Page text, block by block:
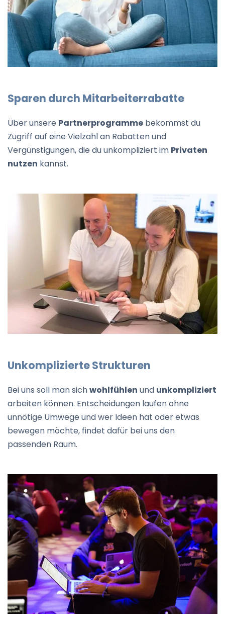
Sparen durch Mitarbeiterrabatte
Über unsere Partnerprogramme bekommst du
Zugriff auf eine Vielzahl an Rabatten und
Vergünstigungen, die du unkompliziert im Privaten
nutzen kannst.
Unkomplizierte Strukturen
Bei uns soll man sichwohlfühlen und unkompliziert
arbeiten können. Entscheidungen laufen ohne
unnötige Umwege und wer Ideen hat oder etwas
bewegen möchte, findet dafür bei uns den
passenden Raum.